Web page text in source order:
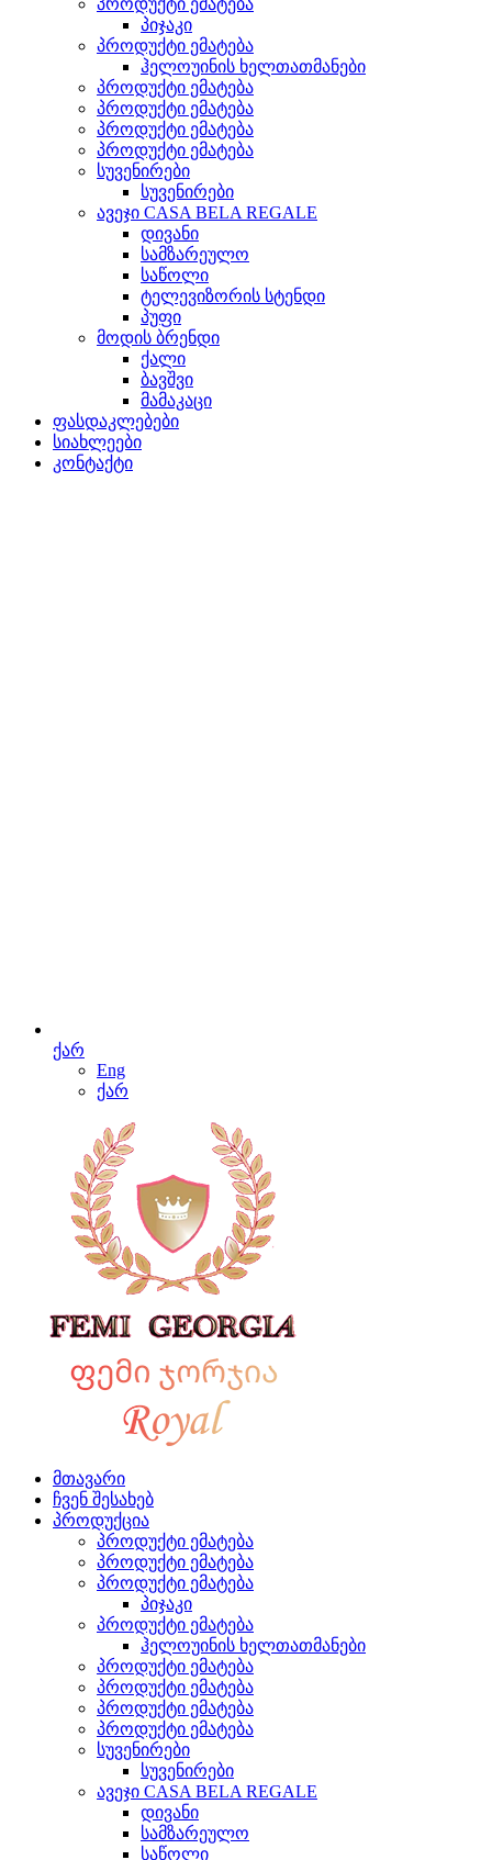
პროდუქტი ემატება
პიჯაკი
პროდუქტი ემატება
ჰელოუინის ხელთათმანები
პროდუქტი ემატება
პროდუქტი ემატება
პროდუქტი ემატება
პროდუქტი ემატება
სუვენირები
სუვენირები
ავეჯი CASA BELA REGALE
დივანი
სამზარეულო
საწოლი
ტელევიზორის სტენდი
პუფი
მოდის ბრენდი
ქალი
ბავშვი
მამაკაცი
ფასდაკლებები
სიახლეები
კონტაქტი
ქარ
Eng
ქარ
მთავარი
ჩვენ შესახებ
პროდუქცია
პროდუქტი ემატება
პროდუქტი ემატება
პროდუქტი ემატება
პიჯაკი
პროდუქტი ემატება
ჰელოუინის ხელთათმანები
პროდუქტი ემატება
პროდუქტი ემატება
პროდუქტი ემატება
პროდუქტი ემატება
სუვენირები
სუვენირები
ავეჯი CASA BELA REGALE
დივანი
სამზარეულო
საწოლი